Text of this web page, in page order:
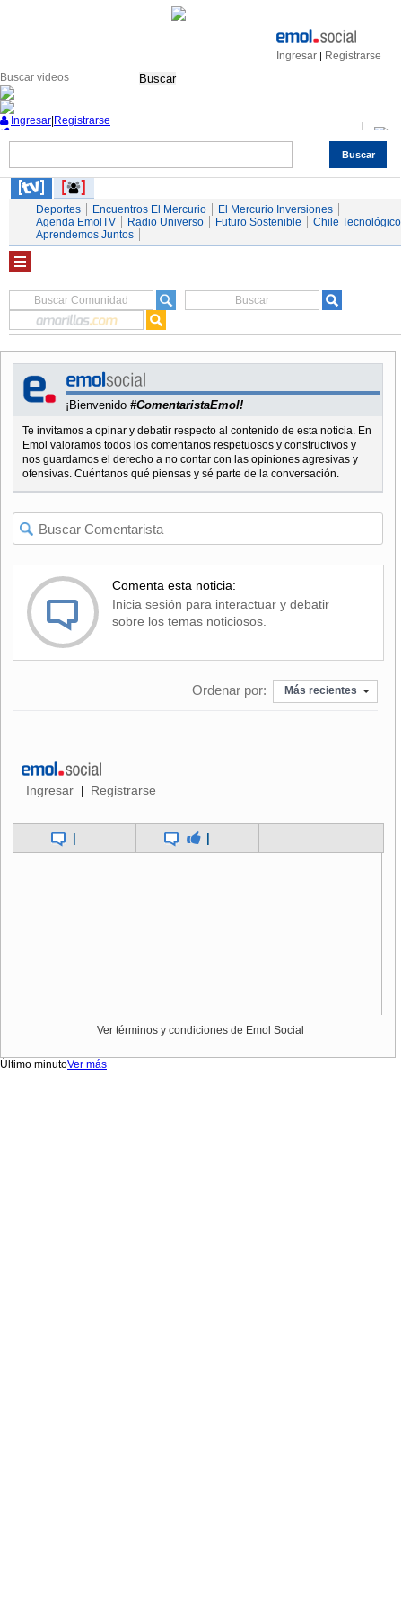
Ingresar | Registrarse
Buscar
Buscar
Ingresar Registrarse
Servicios
Deportes Encuentros El Mercurio
El Mercurio Inversiones
Agenda EmolTV
Radio Universo Futuro Sostenible
Chile Tecnológico
Aprendemos Juntos
¡Bienvenido #ComentaristaEmol!
Te invitamos a opinar y debatir respecto al contenido de esta noticia. En
Emol valoramos todos los comentarios respetuosos y constructivos y
nos guardamos el derecho a no contar con las opiniones agresivas y
ofensivas. Cuéntanos qué piensas y sé parte de la conversación.
Comenta esta noticia:
Inicia sesión para interactuar y debatir
sobre los temas noticiosos.
Ordenar por: Más recientes
Ingresar | Registrarse
| |
Ver términos y condiciones de Emol Social
Último minutoVer más